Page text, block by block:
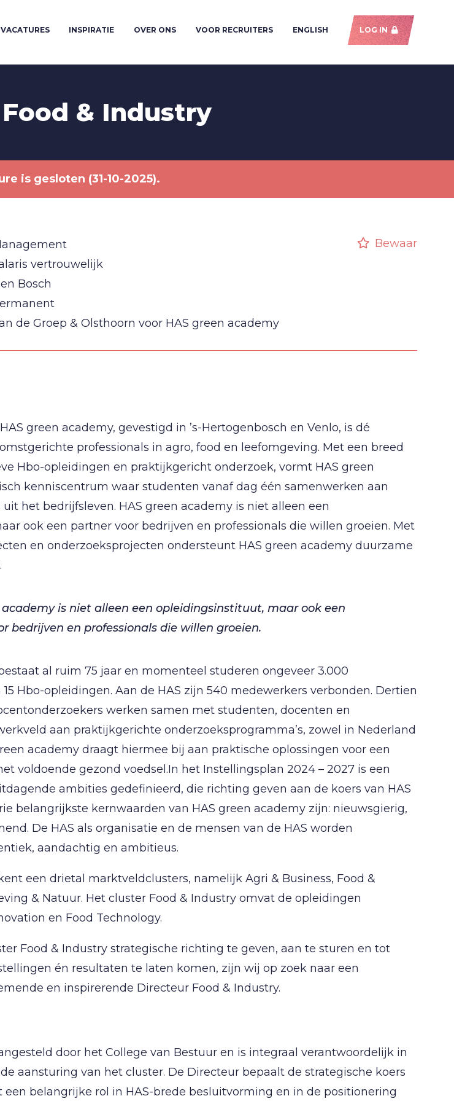
VACATURES INSPIRATIE OVER ONS VOOR RECRUITERS ENGLISH LOG IN
& Industry
is gesloten (31-10-2025).
vertrouwelijk
Bosch
de Groep & Olsthoorn voor HAS green academy
Bewaar
green academy, gevestigd in ’s-Hertogenbosch en Venlo, is dé
professionals in agro, food en leefomgeving. Met een breed
Hbo-opleidingen en praktijkgericht onderzoek, vormt HAS green
kenniscentrum waar studenten vanaf dag één samenwerken aan
het bedrijfsleven. HAS green academy is niet alleen een
ook een partner voor bedrijven en professionals die willen groeien. Met
en onderzoeksprojecten ondersteunt HAS green academy duurzame
academy is niet alleen een opleidingsinstituut, maar ook een
bedrijven en professionals die willen groeien.
al ruim 75 jaar en momenteel studeren ongeveer 3.000
Hbo-opleidingen. Aan de HAS zijn 540 medewerkers verbonden. Dertien
werken samen met studenten, docenten en
aan praktijkgerichte onderzoeksprogramma’s, zowel in Nederland
academy draagt hiermee bij aan praktische oplossingen voor een
voldoende gezond voedsel.In het Instellingsplan 2024 – 2027 is een
ambities gedefinieerd, die richting geven aan de koers van HAS
belangrijkste kernwaarden van HAS green academy zijn: nieuwsgierig,
De HAS als organisatie en de mensen van de HAS worden
aandachtig en ambitieus.
een drietal marktveldclusters, namelijk Agri & Business, Food &
& Natuur. Het cluster Food & Industry omvat de opleidingen
en Food Technology.
Food & Industry strategische richting te geven, aan te sturen en tot
én resultaten te laten komen, zijn wij op zoek naar een
en inspirerende Directeur Food & Industry.
door het College van Bestuur en is integraal verantwoordelijk in
aansturing van het cluster. De Directeur bepaalt de strategische koers
een belangrijke rol in HAS-brede besluitvorming en in de positionering